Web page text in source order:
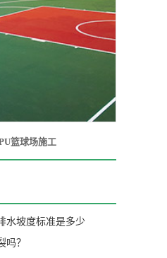
篮球场施工
水坡度标准是多少
？